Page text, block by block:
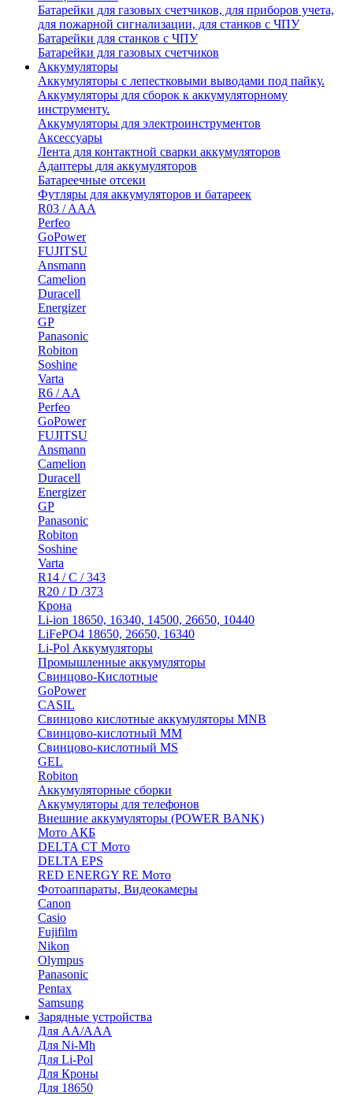
Батарейки для газовых счетчиков, для приборов учета,
для пожарной сигнализации, для станков с ЧПУ
Батарейки для станков с ЧПУ
Батарейки для газовых счетчиков
Аккумуляторы
Аккумуляторы с лепестковыми выводами под пайку.
Аккумуляторы для сборок к аккумуляторному
инструменту.
Аккумуляторы для электроинструментов
Аксессуары
Лента для контактной сварки аккумуляторов
Адаптеры для аккумуляторов
Батареечные отсеки
Футляры для аккумуляторов и батареек
R03 / AAA
Perfeo
GoPower
FUJITSU
Ansmann
Camelion
Duracell
Energizer
GP
Panasonic
Robiton
Soshine
Varta
R6 / AA
Perfeo
GoPower
FUJITSU
Ansmann
Camelion
Duracell
Energizer
GP
Panasonic
Robiton
Soshine
Varta
R14 / C / 343
R20 / D /373
Крона
Li-ion 18650, 16340, 14500, 26650, 10440
LiFePO4 18650, 26650, 16340
Li-Pol Аккумуляторы
Промышленные аккумуляторы
Свинцово-Кислотные
GoPower
CASIL
Свинцово кислотные аккумуляторы MNB
Cвинцово-кислотный MM
Cвинцово-кислотный MS
GEL
Robiton
Аккумуляторные сборки
Аккумуляторы для телефонов
Внешние аккумуляторы (POWER BANK)
Мото АКБ
DELTA CT Мото
DELTA EPS
RED ENERGY RE Мото
Фотоаппараты, Видеокамеры
Canon
Casio
Fujifilm
Nikon
Olympus
Panasonic
Pentax
Samsung
Зарядные устройства
Для AA/AAA
Для Ni-Mh
Для Li-Pol
Для Кроны
Для 18650